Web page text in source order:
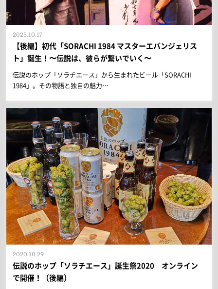
【後編】初代「SORACHI 1984 マスターエバンジェリス
ト」誕生！〜伝説は、彼らが繋いでいく〜
2025.10.17
伝説のホップ「ソラチエース」から生まれたビール「SORACHI
1984」。その物語と独自の魅力…
伝説のホップ「ソラチエース」誕生祭2020 オンライン
で開催！（後編）
2020.10.29